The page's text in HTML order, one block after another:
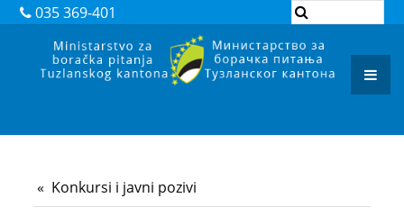
035 369-401
Konkursi i javni pozivi
ZAKONI
PODZAKONSKI AKTI
JAVNI POZIVI I OBAVJEŠTENJA